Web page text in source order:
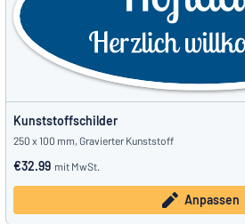
Kunststoffschilder
250 x 100 mm, Gravierter Kunststoff
€32.99 mit MwSt.
Anpassen